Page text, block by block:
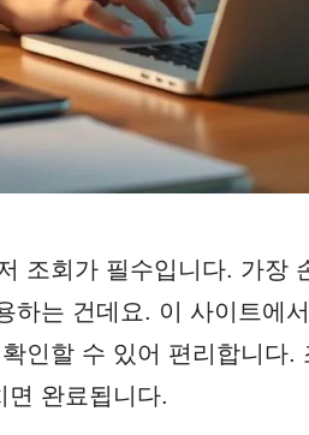
조회가 필수입니다. 가장
하는 건데요. 이 사이트에
인할 수 있어 편리합니다.
면 완료됩니다.